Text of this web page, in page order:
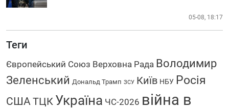
05-08, 18:17
Теги
Європейський Союз Верховна Рада Володимир
Зеленський Дональд Трамп ЗСУ Київ НБУ Росія
СШАТЦК Україна ЧС-2026 війна в